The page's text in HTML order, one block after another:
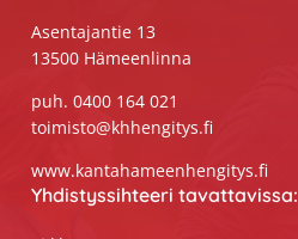
Asentajantie 13
13500 Hämeenlinna
puh. 0400 164 021
toimisto@khhengitys.fi
www.kantahameenhengitys.fi
Yhdistyssihteeri tavattavissa: